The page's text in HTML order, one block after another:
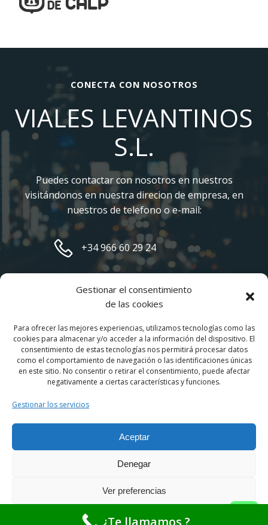
Gestionar el consentimiento
de las cookies
Para ofrecer las mejores experiencias, utilizamos tecnologías como las
cookies para almacenar y/o acceder a la información del dispositivo. El
consentimiento de estas tecnologías nos permitirá procesar datos
como el comportamiento de navegación o las identificaciones únicas
en este sitio. No consentir o retirar el consentimiento, puede afectar
negativamente a ciertas características y funciones.
Gestionar los servicios
Aceptar
Denegar
Ver preferencias
Política de cookies
CONECTA CON NOSOTROS
VIALES LEVANTINOS
S.L.
Puedes contactar con nosotros en nuestros
visitándonos en nuestra direcion de empresa, en
nuestros de telefono o e-mail:
+34 966 60 29 24
manuel@vialeslevantinos.com
03690 San Vicente del Raspeig
© 2026 Viales Levantinos | Biosaludables|
Señalización Vial | Césped Artificial | Conos | Pintura
Vial | Mobiliario Urbano | Hitos | Bolardos |
Balizamiento | Calistenia. Created for free using
WordPress and
puede pedir presupuesto en marc@vialeslevantinos.com
¿Te llamamos ?